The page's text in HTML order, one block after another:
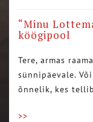
“Minu
köögipool
Tere, armas
sünnipäevale.
õnnelik, kes
>>